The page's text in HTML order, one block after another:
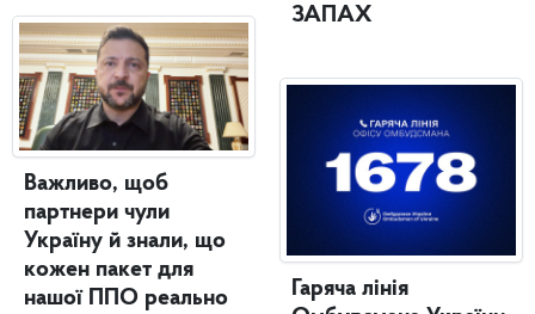
Важливо, щоб
партнери чули
Україну й знали, що
кожен пакет для
нашої ППО реально
ЗАПАХ
Гаряча лінія